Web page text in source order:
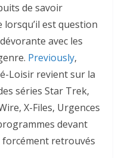
de savoir
est question
avec les
Previously,
Loisir revient sur la
séries Star Trek,
X-Files, Urgences
devant
forcément retrouvés